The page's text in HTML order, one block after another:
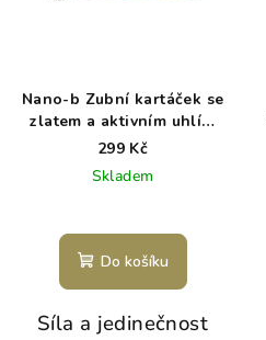
Nano-b Zubní kartáček se
zlatem a aktivním uhlím
BLUE
299 Kč
Skladem
Do košíku
Síla a jedinečnost